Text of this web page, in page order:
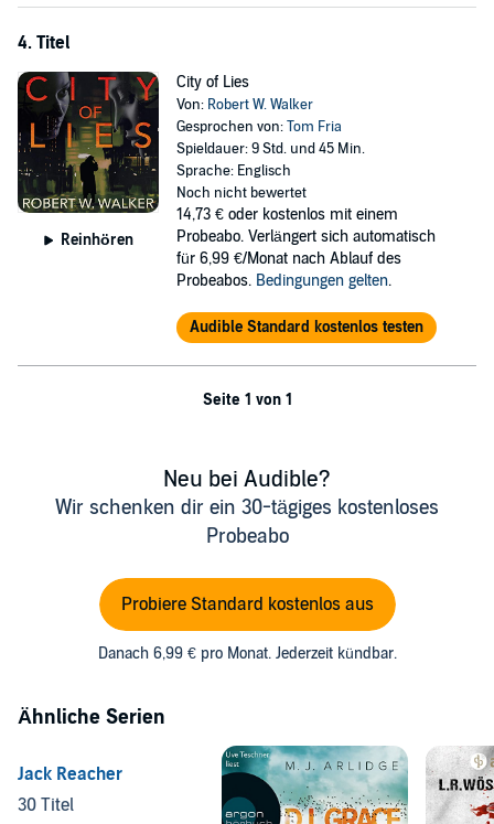
4. Titel
Reinhören
City of Lies
Von: Robert W. Walker
Gesprochen von:Tom Fria
Spieldauer: 9 Std. und 45 Min.
Sprache: Englisch
Noch nicht bewertet
14,73 € oder kostenlos mit einem
Probeabo. Verlängert sich automatisch
für 6,99 €/Monat nach Ablauf des
Probeabos. Bedingungen gelten.
Audible Standard kostenlos testen
Seite 1 von 1
Neu bei Audible?
Wir schenken dir ein 30-tägiges kostenloses
Probeabo
Probiere Standard kostenlos aus
Danach 6,99 € pro Monat. Jederzeit kündbar.
Ähnliche Serien
Jack Reacher
30 Titel